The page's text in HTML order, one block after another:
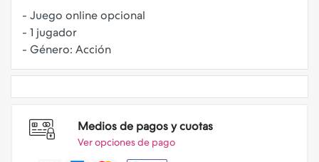
- Juego online opcional
- 1 jugador
Medios de pagos y cuotas
Ver opciones de pago